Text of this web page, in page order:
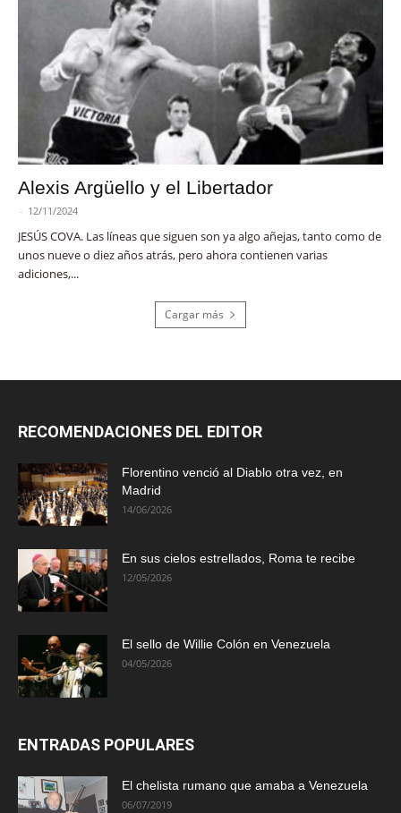
Alexis Argüello y el Libertador
- 12/11/2024
JESÚS COVA. Las líneas que siguen son ya algo añejas, tanto como de
unos nueve o diez años atrás, pero ahora contienen varias
adiciones,...
Cargar más
RECOMENDACIONES DEL EDITOR
Florentino venció al Diablo otra vez, en
Madrid
14/06/2026
En sus cielos estrellados, Roma te recibe
12/05/2026
El sello de Willie Colón en Venezuela
04/05/2026
ENTRADAS POPULARES
El chelista rumano que amaba a Venezuela
06/07/2019